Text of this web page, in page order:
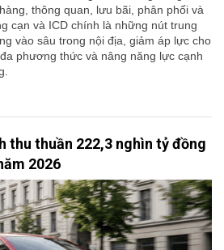
thông quan, lưu bãi, phân phối và
cạn và ICD chính là những nút trung
vào sâu trong nội địa, giảm áp lực cho
phương thức và nâng năng lực cạnh
thu thuần 222,3 nghìn tỷ đồng
2026